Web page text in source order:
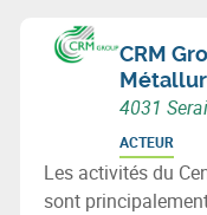
CRM
4031
ACTEUR
Les activités du
sont